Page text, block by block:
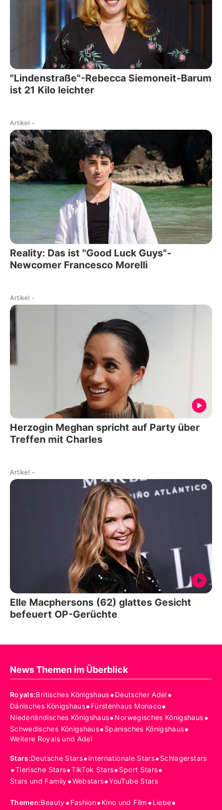
"Lindenstraße"-Rebecca Siemoneit-Barum
ist 21 Kilo leichter
Artikel -
Reality: Das ist "Good Luck Guys"-
Newcomer Francesco Morelli
Artikel -
Herzogin Meghan spricht auf Party über
Treffen mit Charles
Artikel -
Elle Macphersons (62) glattes Gesicht
befeuert OP-Gerüchte
News Themen im Überblick
Royals:Britisches Königshaus•Deutscher Adel•
Dänisches Königshaus•Fürstenhaus Monaco•
Niederländisches Königshaus•Norwegisches Königshaus•
Schwedisches Königshaus•Spanisches Königshaus•
Weitere Royals und Adel
Stars:Deutsche Stars•Internationale Stars•Schlagerstars
•Tierische Stars•TikTok Stars•Sport Stars•
Stars und Family•Webstars•YouTube Stars
Themen:Beauty•Fashion•Kino und Film •Liebe•